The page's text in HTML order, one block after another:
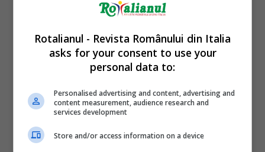
Rotalianul - Revista Românului din Italia
asks for your consent to use your
personal data to:
Personalised advertising and content, advertising and
content measurement, audience research and
services development
Store and/or access information on a device